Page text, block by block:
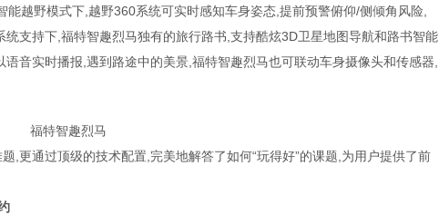
越野模式下,越野360系统可实时感知车身姿态,提前预警俯仰/侧倾角风险,
支持下,福特智趣烈马独有的旅行路书,支持酷炫3D卫星地图导航和路书智能
音实时播报,遇到路途中的美景,福特智趣烈马也可联动车身摄像头和传感器,
福特智趣烈马
,更通过顶级的技术配置,完美地解答了如何“玩得好”的课题,为用户提供了前